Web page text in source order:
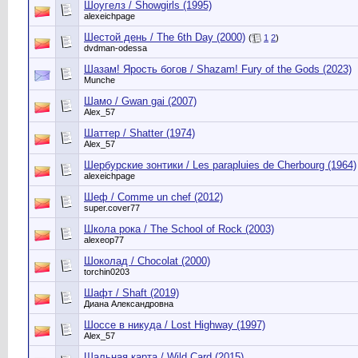
Шоугелз / Showgirls (1995)
alexeichpage
Шестой день / The 6th Day (2000) ( 1 2)
dvdman-odessa
Шазам! Ярость богов / Shazam! Fury of the Gods (2023)
Munche
Шамо / Gwan gai (2007)
Alex_57
Шаттер / Shatter (1974)
Alex_57
Шербурские зонтики / Les parapluies de Cherbourg (1964)
alexeichpage
Шеф / Comme un chef (2012)
super.cover77
Школа рока / The School of Rock (2003)
alexeop77
Шоколад / Chocolat (2000)
torchin0203
Шафт / Shaft (2019)
Диана Александровна
Шоссе в никуда / Lost Highway (1997)
Alex_57